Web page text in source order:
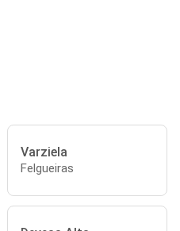
Varziela
Felgueiras